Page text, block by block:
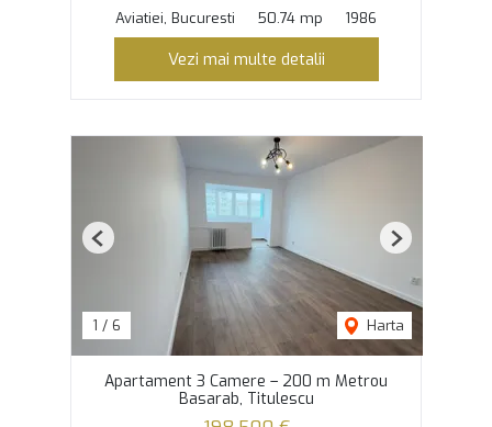
Aviatiei, Bucuresti
50.74 mp 1986
Vezi mai multe detalii
1 / 6 Harta
Previous Next
Apartament 3 Camere – 200 m Metrou
Basarab, Titulescu